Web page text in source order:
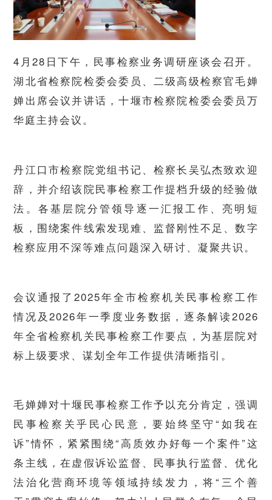
4月28日下午，民事检察业务调研座谈会召开。
湖北省检察院检委会委员、二级高级检察官毛婵
婵出席会议并讲话，十堰市检察院检委会委员万
华庭主持会议。
丹江口市检察院党组书记、检察长吴弘杰致欢迎
辞，并介绍该院民事检察工作提档升级的经验做
法。各基层院分管领导逐一汇报工作、亮明短
板，围绕案件线索发现难、监督刚性不足、数字
检察应用不深等难点问题深入研讨、凝聚共识。
会议通报了2025年全市检察机关民事检察工作
情况及2026年一季度业务数据，逐条解读2026
年全省检察机关民事检察工作要点，为基层院对
标上级要求、谋划全年工作提供清晰指引。
毛婵婵对十堰民事检察工作予以充分肯定，强调
民事检察关乎民心民意，要始终坚守“如我在
诉”情怀，紧紧围绕“高质效办好每一个案件”这
条主线，在虚假诉讼监督、民事执行监督、优化
法治化营商环境等领域持续发力，将“三个善